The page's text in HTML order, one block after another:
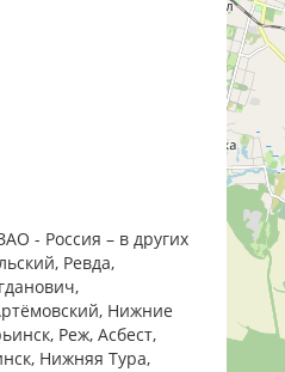
- Россия – в других
Ревда,
Нижние
Реж, Асбест,
Нижняя Тура,